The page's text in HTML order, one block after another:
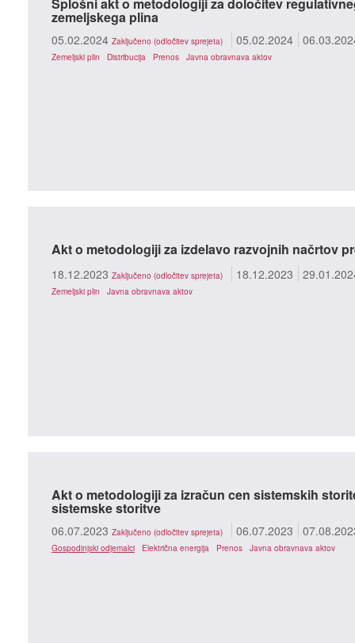
zemeljskega plina
05.02.2024 Zaključeno (odločitev sprejeta) 05.02.2024
Zemeljski plin Distribucija Prenos Javna obravnava aktov
Akt o metodologiji za izdelavo razvojnih načrtov
18.12.2023 Zaključeno (odločitev sprejeta) 18.12.2023
Zemeljski plin Javna obravnava aktov
Akt o metodologiji za izračun cen sistemskih
sistemske storitve
06.07.2023 Zaključeno (odločitev sprejeta) 06.07.2023
Gospodinjski odjemalci Električna energija Prenos Javna obravnava aktov